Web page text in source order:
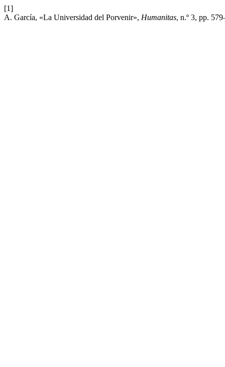
[1]
A. García, «La Universidad del Porvenir», Humanitas, n.º 3, pp.